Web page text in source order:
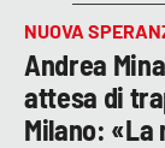
NUOVA
Andrea
attesa di
Milano: «La